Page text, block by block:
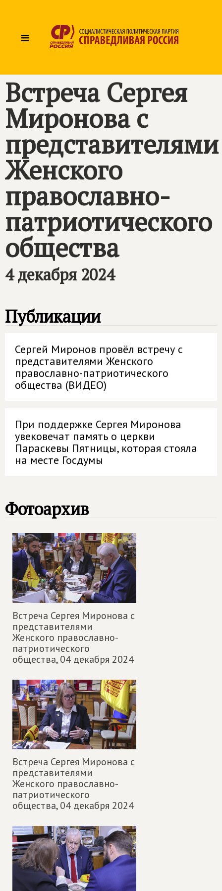
≡
Встреча Сергея
Миронова с
представителями
Женского
православно-
патриотического
общества
4 декабря 2024
Публикации
Сергей Миронов провёл встречу с
представителями Женского
православно-патриотического
общества (ВИДЕО)
При поддержке Сергея Миронова
увековечат память о церкви
Параскевы Пятницы, которая стояла
на месте Госдумы
Фотоархив
Встреча Сергея Миронова с
представителями
Женского православно-
патриотического
общества,04 декабря 2024
Встреча Сергея Миронова с
представителями
Женского православно-
патриотического
общества,04 декабря 2024